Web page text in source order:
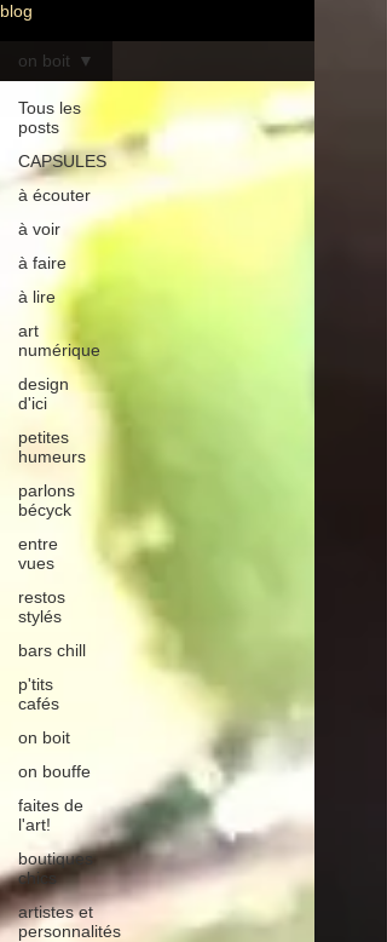
blog
Tous les
posts
CAPSULES
à écouter
à voir
à faire
à lire
art
numérique
design
d'ici
petites
humeurs
parlons
bécyck
entre
vues
restos
stylés
bars chill
p'tits
cafés
on boit
on bouffe
faites de
l'art!
boutiques
chics
artistes et
personnalités
on boit